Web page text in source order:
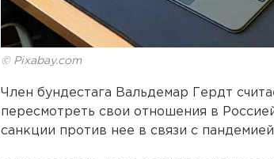
© Pixabay.com
Член бундестага Вальдемар Гердт
пересмотреть свои отношения в
санкции против нее в связи с